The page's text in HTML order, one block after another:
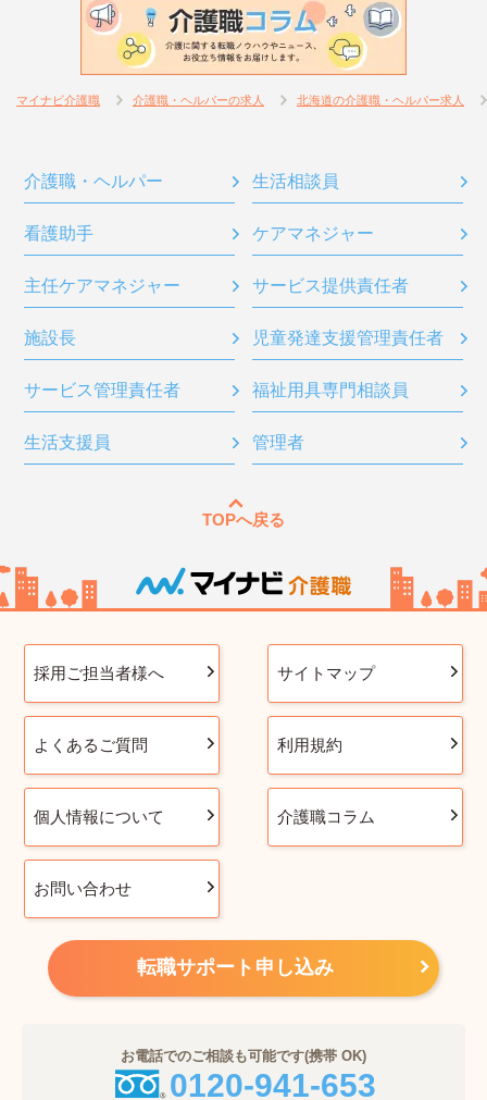
マイナビ介護職 介護職・ヘルパーの求人 北海道の介護職・ヘルパー求人
介護職・ヘルパー 生活相談員
看護助手 ケアマネジャー
主任ケアマネジャー サービス提供責任者
施設長 児童発達支援管理責任者
サービス管理責任者 福祉用具専門相談員
生活支援員 管理者
TOPへ戻る
採用ご担当者様へ サイトマップ
よくあるご質問 利用規約
個人情報について 介護職コラム
お問い合わせ
転職サポート申し込み
お電話でのご相談も可能です(携帯 OK)
0120-941-653